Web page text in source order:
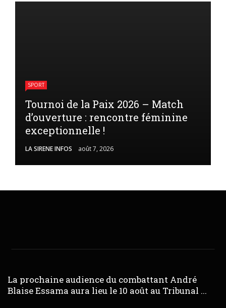
SPORT
Tournoi de la Paix 2026 – Match
d’ouverture : rencontre féminine
exceptionnelle !
LA SIRENE INFOS août 7, 2026
La prochaine audience du combattant André
Blaise Essama aura lieu le 10 août au Tribunal ...